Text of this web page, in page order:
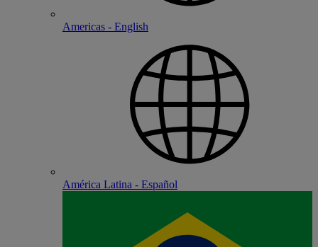
Americas - English
América Latina - Español